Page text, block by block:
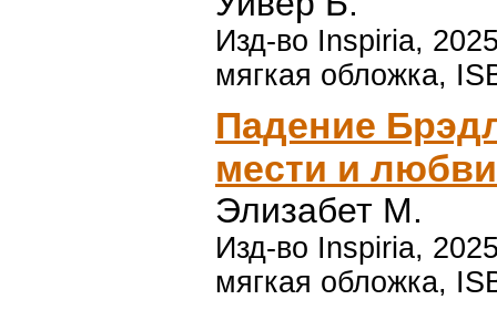
Изд-во Inspiria,
мягкая обложка,
Падение
мести и
Элизабет М.
Изд-во Inspiria,
мягкая обложка,